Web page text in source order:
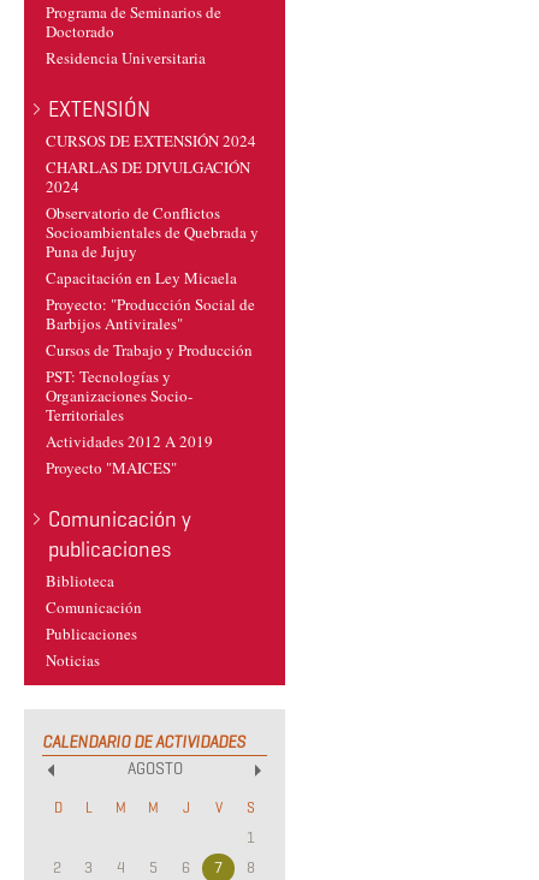
Programa de Seminarios de
Doctorado
Residencia Universitaria
EXTENSIÓN
CURSOS DE EXTENSIÓN 2024
CHARLAS DE DIVULGACIÓN
2024
Observatorio de Conflictos
Socioambientales de Quebrada y
Puna de Jujuy
Capacitación en Ley Micaela
Proyecto: "Producción Social de
Barbijos Antivirales"
Cursos de Trabajo y Producción
PST: Tecnologías y
Organizaciones Socio-
Territoriales
Actividades 2012 A 2019
Proyecto "MAICES"
Comunicación y
publicaciones
Biblioteca
Comunicación
Publicaciones
Noticias
CALENDARIO DE ACTIVIDADES
AGOSTO
D L M M J V S
1
2
3 4 5 6 7
8